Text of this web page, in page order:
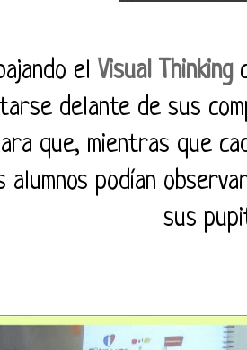
el Visual Thinking
delante de sus
que, mientras que
alumnos podían
sus